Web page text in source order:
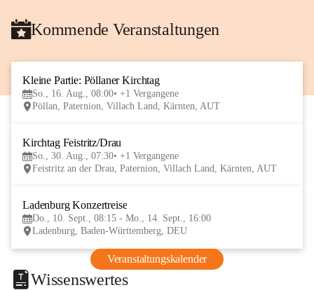
Kommende Veranstaltungen
Kleine Partie: Pöllaner Kirchtag
So., 16. Aug., 08:00 +1 Vergangene
Pöllan, Paternion, Villach Land, Kärnten, AUT
Kirchtag Feistritz/Drau
So., 30. Aug., 07:30 +1 Vergangene
Feistritz an der Drau, Paternion, Villach Land, Kärnten, AUT
Ladenburg Konzertreise
Do., 10. Sept., 08:15 - Mo., 14. Sept., 16:00
Ladenburg, Baden-Württemberg, DEU
Veranstaltungskalender
Wissenswertes